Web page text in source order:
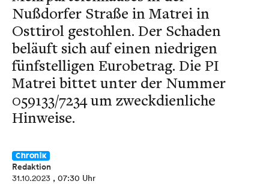
Nußdorfer Straße in Matrei in
Osttirol gestohlen. Der Schaden
beläuft sich auf einen niedrigen
fünfstelligen Eurobetrag. Die PI
Matrei bittet unter der Nummer
059133/7234 um zweckdienliche
Hinweise.
Chronik
Redaktion
31.10.2023 , 07:30 Uhr